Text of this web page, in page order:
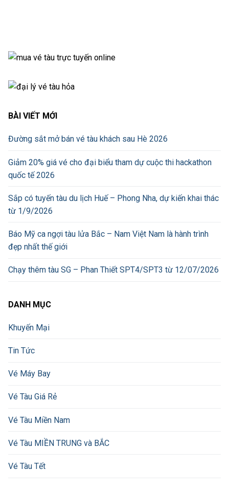
BÀI VIẾT MỚI
Đường sắt mở bán vé tàu khách sau Hè 2026
Giảm 20% giá vé cho đại biểu tham dự cuộc thi hackathon
quốc tế 2026
Sắp có tuyến tàu du lịch Huế – Phong Nha, dự kiến khai thác
từ 1/9/2026
Báo Mỹ ca ngợi tàu lửa Bắc – Nam Việt Nam là hành trình
đẹp nhất thế giới
Chạy thêm tàu SG – Phan Thiết SPT4/SPT3 từ 12/07/2026
DANH MỤC
Khuyến Mại
Tin Tức
Vé Máy Bay
Vé Tàu Giá Rẻ
Vé Tàu Miền Nam
Vé Tàu MIỀN TRUNG và BẮC
Vé Tàu Tết